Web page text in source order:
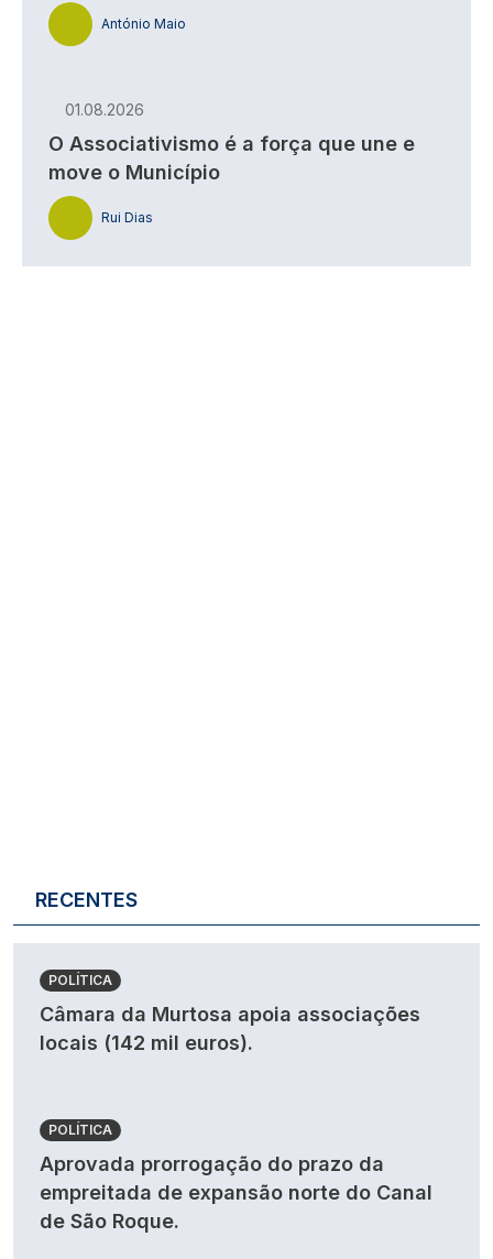
António Maio
01.08.2026
O Associativismo é a força que une e
move o Município
Rui Dias
RECENTES
POLÍTICA
Câmara da Murtosa apoia associações
locais (142 mil euros).
POLÍTICA
Aprovada prorrogação do prazo da
empreitada de expansão norte do Canal
de São Roque.